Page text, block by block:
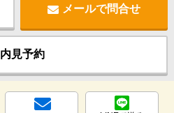
メールで問合せ
内見予約